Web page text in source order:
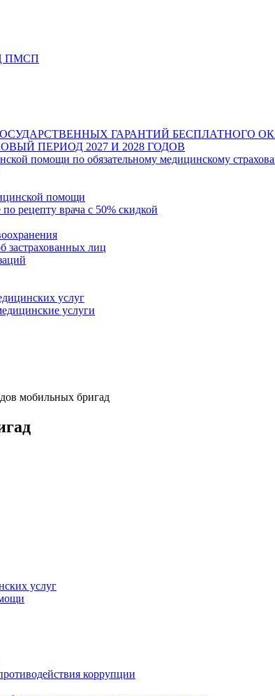
ПМСП
ГАРАНТИЙ
ПЕРИОД 2027 И 2028 ГОДОВ
помощи по обязательному медицинскому
помощи
рецепту врача с 50% скидкой
застрахованных лиц
услуг
услуги
мобильных бригад
услуг
коррупции